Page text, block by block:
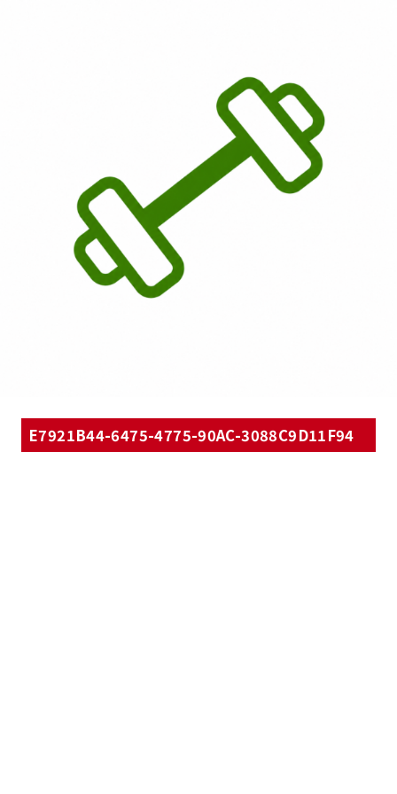
E7921B44-6475-4775-90AC-3088C9D11F94